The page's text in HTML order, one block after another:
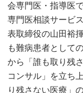
会専門医・指導医
専門医相談サービ
表取締役の山田裕
も難病患者として
から「誰も取り残
コンサル」を立ち
り残さない医療」